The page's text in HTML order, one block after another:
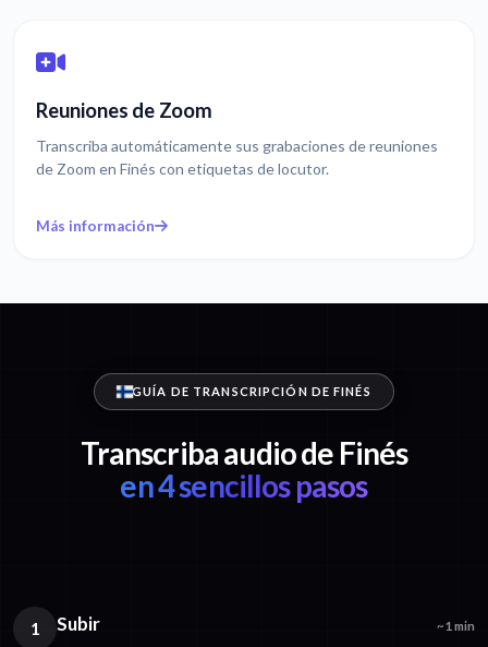
Reuniones de Zoom
Transcriba automáticamente sus grabaciones de reuniones
de Zoom en Finés con etiquetas de locutor.
Más información
GUÍA DE TRANSCRIPCIÓN DE FINÉS
Transcriba audio de Finés
en 4 sencillos pasos
1 Subir ~1 min